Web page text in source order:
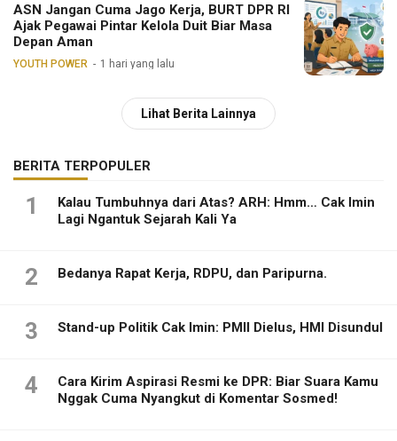
ASN Jangan Cuma Jago Kerja, BURT DPR RI
Ajak Pegawai Pintar Kelola Duit Biar Masa
Depan Aman
YOUTH POWER 1 hari yang lalu
Lihat Berita Lainnya
BERITA TERPOPULER
1
Kalau Tumbuhnya dari Atas? ARH: Hmm… Cak Imin
Lagi Ngantuk Sejarah Kali Ya
2 Bedanya Rapat Kerja, RDPU, dan Paripurna.
3 Stand-up Politik Cak Imin: PMII Dielus, HMI Disundul
4
Cara Kirim Aspirasi Resmi ke DPR: Biar Suara Kamu
Nggak Cuma Nyangkut di Komentar Sosmed!